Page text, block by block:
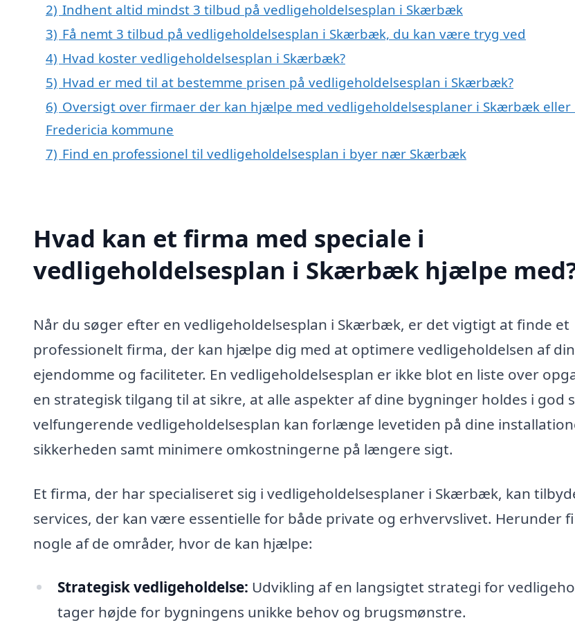
2) Indhent altid mindst 3 tilbud på vedligeholdelsesplan i Skærbæk
3) Få nemt 3 tilbud på vedligeholdelsesplan i Skærbæk, du kan være tryg ved
4) Hvad koster vedligeholdelsesplan i Skærbæk?
5) Hvad er med til at bestemme prisen på vedligeholdelsesplan i Skærbæk?
6) Oversigt over firmaer der kan hjælpe med vedligeholdelsesplaner i Skærbæk eller
Fredericia kommune
7) Find en professionel til vedligeholdelsesplan i byer nær Skærbæk
Hvad kan et firma med speciale i
vedligeholdelsesplan i Skærbæk hjælpe
Når du søger efter en vedligeholdelsesplan i Skærbæk, er det vigtigt at finde et
professionelt firma, der kan hjælpe dig med at optimere vedligeholdelsen af
ejendomme og faciliteter. En vedligeholdelsesplan er ikke blot en liste over
en strategisk tilgang til at sikre, at alle aspekter af dine bygninger holdes i god
velfungerende vedligeholdelsesplan kan forlænge levetiden på dine
sikkerheden samt minimere omkostningerne på længere sigt.
Et firma, der har specialiseret sig i vedligeholdelsesplaner i Skærbæk, kan
services, der kan være essentielle for både private og erhvervslivet. Herunder
nogle af de områder, hvor de kan hjælpe:
Strategisk vedligeholdelse: Udvikling af en langsigtet strategi for
tager højde for bygningens unikke behov og brugsmønstre.